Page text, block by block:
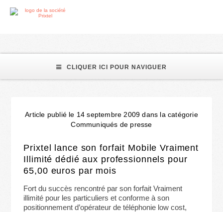
CLIQUER ICI POUR NAVIGUER
Communiqués de presse
Article publié le 14 septembre 2009 dans la catégorie
Communiqués de presse
Prixtel lance son forfait Mobile Vraiment
Illimité dédié aux professionnels pour
65,00 euros par mois
Fort du succès rencontré par son forfait Vraiment
illimité pour les particuliers et conforme à son
positionnement d’opérateur de téléphonie low cost,